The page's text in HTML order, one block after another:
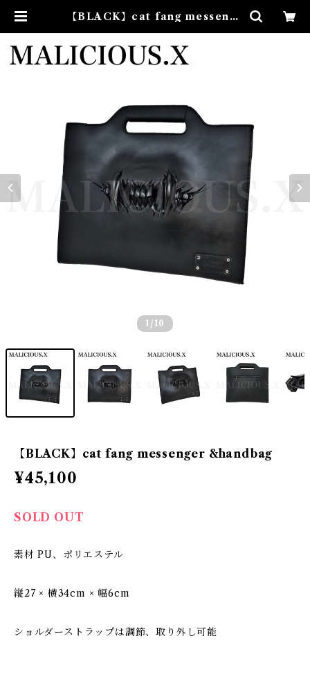
【BLACK】cat fang messenge
1 /10
【BLACK】cat fang messenger &handbag
¥45,100
SOLD OUT
素材 PU、ポリエステル
縦27 × 横34cm × 幅6cm
ショルダーストラップは調節、取り外し可能